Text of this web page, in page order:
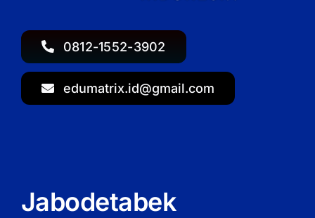
0812-1552-3902
edumatrix.id@gmail.com
Jabodetabek